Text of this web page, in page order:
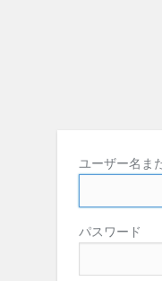
ユーザー名ま
パスワード